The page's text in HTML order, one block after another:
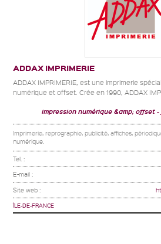
ADDAX IMPRIMERIE
ADDAX IMPRIMERIE, est une imprimerie
numérique et offset. Crée en 1990, ADDAX
impression numérique &amp; offset
Imprimerie, reprographie, publicité, affiches,
numérique.
Tel. :
E-mail :
Site web :
ÎLE-DE-FRANCE